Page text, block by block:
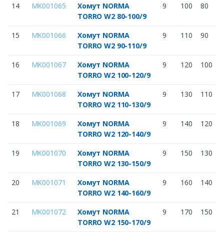
14 MK001065
Хомут NORMA
TORRO W2 80-100/9
9 100 80
15 MK001066
Хомут NORMA
TORRO W2 90-110/9
9 110 90
16 MK001067
Хомут NORMA
TORRO W2 100-120/9
9 120 100
17 MK001068
Хомут NORMA
TORRO W2 110-130/9
9 130 110
18 MK001069
Хомут NORMA
TORRO W2 120-140/9
9 140 120
19 MK001070
Хомут NORMA
TORRO W2 130-150/9
9 150 130
20 MK001071
Хомут NORMA
TORRO W2 140-160/9
9 160 140
21 MK001072
Хомут NORMA
TORRO W2 150-170/9
9 170 150